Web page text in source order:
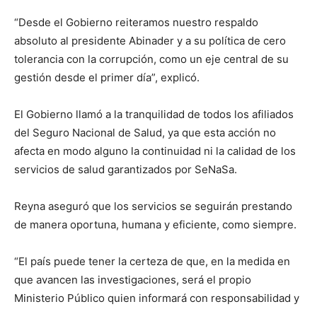
“Desde el Gobierno reiteramos nuestro respaldo
absoluto al presidente Abinader y a su política de cero
tolerancia con la corrupción, como un eje central de su
gestión desde el primer día”, explicó.
El Gobierno llamó a la tranquilidad de todos los afiliados
del Seguro Nacional de Salud, ya que esta acción no
afecta en modo alguno la continuidad ni la calidad de los
servicios de salud garantizados por SeNaSa.
Reyna aseguró que los servicios se seguirán prestando
de manera oportuna, humana y eficiente, como siempre.
“El país puede tener la certeza de que, en la medida en
que avancen las investigaciones, será el propio
Ministerio Público quien informará con responsabilidad y